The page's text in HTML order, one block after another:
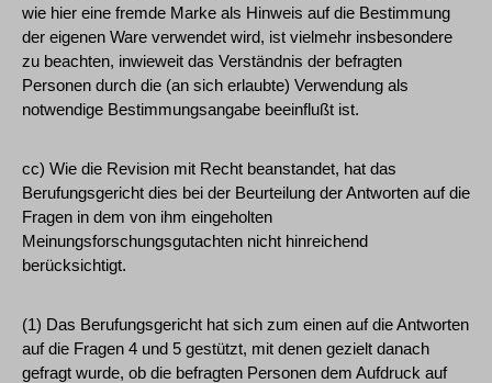
wie hier eine fremde Marke als Hinweis auf die Bestimmung
der eigenen Ware verwendet wird, ist vielmehr insbesondere
zu beachten, inwieweit das Verständnis der befragten
Personen durch die (an sich erlaubte) Verwendung als
notwendige Bestimmungsangabe beeinflußt ist.
cc) Wie die Revision mit Recht beanstandet, hat das
Berufungsgericht dies bei der Beurteilung der Antworten auf die
Fragen in dem von ihm eingeholten
Meinungsforschungsgutachten nicht hinreichend
berücksichtigt.
(1) Das Berufungsgericht hat sich zum einen auf die Antworten
auf die Fragen 4 und 5 gestützt, mit denen gezielt danach
gefragt wurde, ob die befragten Personen dem Aufdruck auf